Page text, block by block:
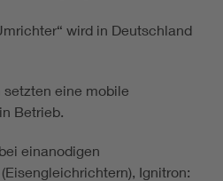
wird in Deutschland
eine mobile
Betrieb.
einanodigen
Ignitron: